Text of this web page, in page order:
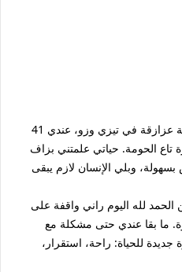
أنا اسمي آمنة، جزائرية من منطقة عزازقة في تيزي وزو، عندي 41
الحومة. حياتي علمتني بزاف
وبلي الإنسان لازم يبقى
لله اليوم راني واقفة على
ما بقا عندي حتى مشكلة مع
للحياة: راحة، استقرار،